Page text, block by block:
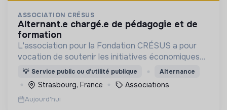
ASSOCIATION CRÉSUS
alternant.e chargé.e de pédagogie et de
formation
L'association pour la Fondation CRÉSUS a pour
vocation de soutenir les initiatives économiques
et sociales qui agissent pour la prévention du
risque d’exclusion financière.
💡 Service public ou d’utilité publique Alternance
Strasbourg, France Associations
Aujourd'hui